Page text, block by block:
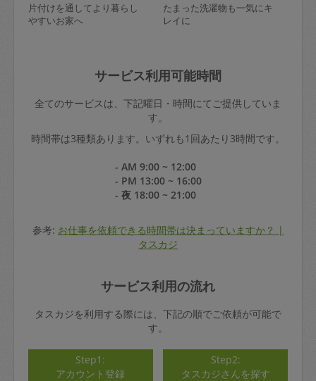
片付けを通してより暮らし
やすいお家へ
たまった洗濯物も一気にキ
レイに
サービス利用可能時間
全てのサービスは、下記曜日・時間にてご提供していま
す。
時間帯は3種類あります。いずれも1回あたり3時間です。
- AM 9:00 ~ 12:00
- PM 13:00 ~ 16:00
- 夜 18:00 ~ 21:00
参考: お仕事を依頼できる時間帯は決まっていますか？ |
タスカジ
サービス利用の流れ
タスカジを利用する際には、下記の順でご依頼が可能で
す。
Step1:
アカウント登録
Step2:
タスカジさんを探す